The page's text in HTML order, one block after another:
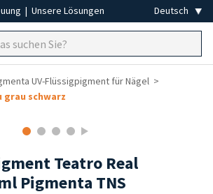
| Unsere Lösungen
UV-Flüssigpigment für Nägel
grau schwarz
Teatro Real
Pigmenta TNS